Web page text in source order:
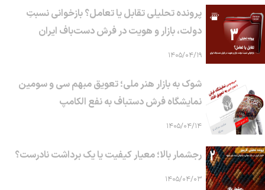
پرونده تحلیلی تقابل یا تعامل؟ بازخوانی نسبتِ
دولت، بازار و هویت در فرش دست‌باف ایران
۱۴۰۵/۰۴/۱۹
شوک به بازار هنر ملی؛ تعویق مبهم سی و سومین
نمایشگاه فرش دستباف به نفع الکامپ
۱۴۰۵/۰۴/۱۴
رجشمار بالا؛ معیار کیفیت یا یک برداشت نادرست؟
۱۴۰۵/۰۴/۰۳